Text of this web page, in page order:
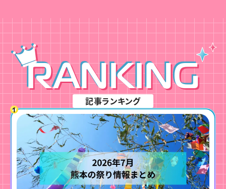
RANKING
記事ランキング